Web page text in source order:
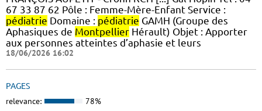
67 33 87 62 Pôle : Femme-Mère-Enfant Service :
pédiatrie Domaine : pédiatrie GAMH (Groupe des
Aphasiques de Montpellier Hérault) Objet : Apporter
aux personnes atteintes d’aphasie et leurs
18/06/2026 16:02
PAGES
relevance: 78%